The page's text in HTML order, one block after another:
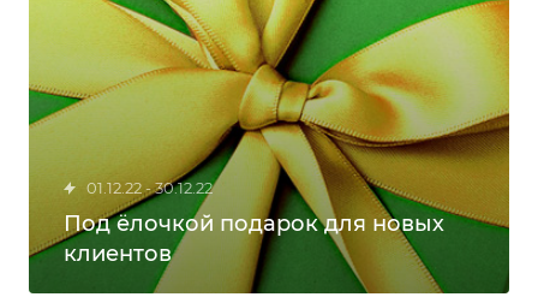
01.12.22 - 30.12.22
Под ёлочкой подарок для новых
клиентов